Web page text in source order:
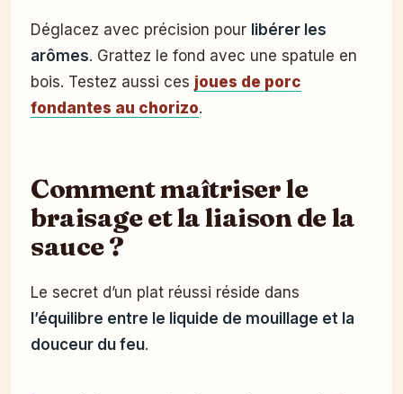
Déglacez avec précision pour libérer les
arômes. Grattez le fond avec une spatule en
bois. Testez aussi ces joues de porc
fondantes au chorizo.
Comment maîtriser le
braisage et la liaison de la
sauce ?
Le secret d’un plat réussi réside dans
l’équilibre entre le liquide de mouillage et la
douceur du feu.